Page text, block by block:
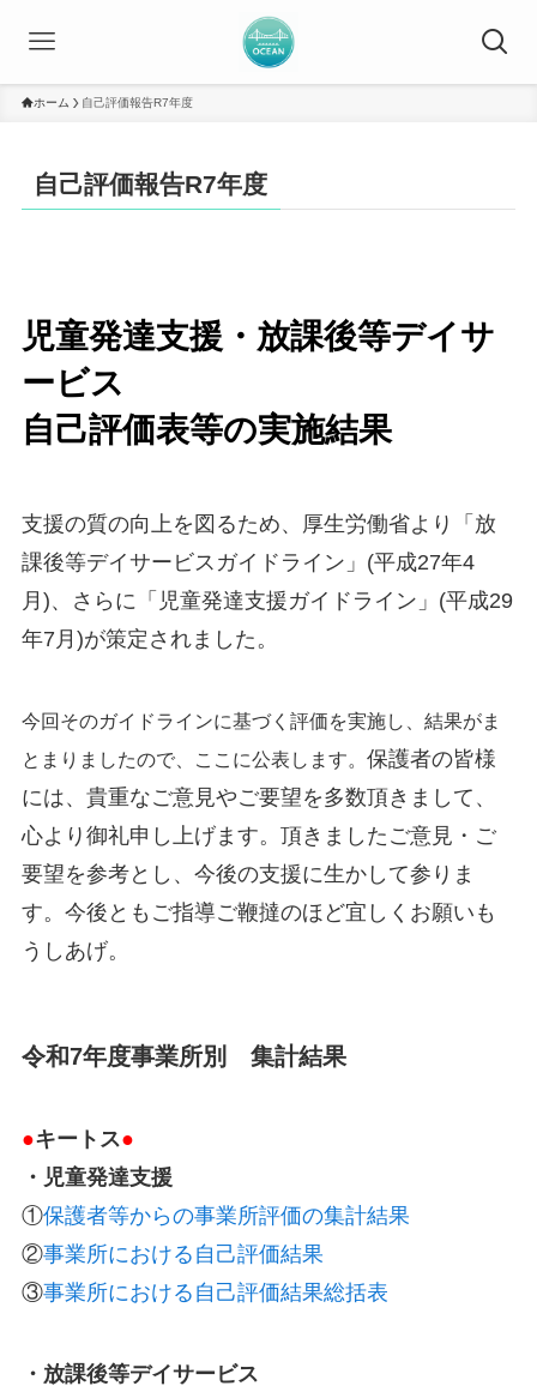
ホーム 自己評価報告R7年度
自己評価報告R7年度
児童発達支援・放課後等デイサ
ービス
自己評価表等の実施結果
支援の質の向上を図るため、厚生労働省より「放
課後等デイサービスガイドライン」(平成27年4
月)、さらに「児童発達支援ガイドライン」(平成29
年7月)が策定されました。
今回そのガイドラインに基づく評価を実施し、結果がま
とまりましたので、ここに公表します。 保護者の皆様
には、貴重なご意見やご要望を多数頂きまして、
心より御礼申し上げます。頂きましたご意見・ご
要望を参考とし、今後の支援に生かして参りま
す。今後ともご指導ご鞭撻のほど宜しくお願いも
うしあげ。
令和7年度事業所別 集計結果
●キートス●
・児童発達支援
①保護者等からの事業所評価の集計結果
②事業所における自己評価結果
③事業所における自己評価結果総括表
・放課後等デイサービス